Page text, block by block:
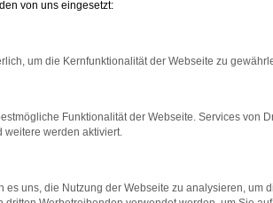
Der Autor übernimmt keinerlei
Informationen auf unserer Website.
ideeller Art beziehen, die durch die
fehlerhafter und unvollständiger
des Autors kein nachweislich
freibleibend und unverbindlich. Der
ohne gesonderte Ankündigung zu
Verweise und Links
von uns eingesetzt:
um die Kernfunktionalität der Webseite zu
Funktionalität der Webseite. Services von
weitere werden aktiviert.
es uns, die Nutzung der Webseite zu analysieren, um